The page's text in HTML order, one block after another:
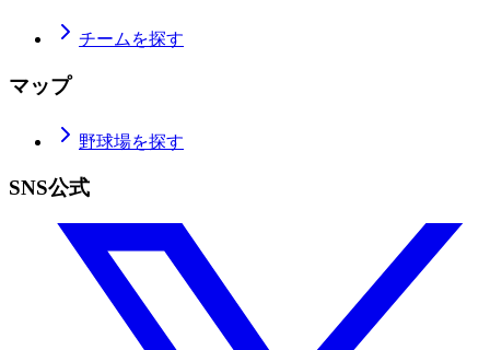
チームを探す
マップ
野球場を探す
SNS公式